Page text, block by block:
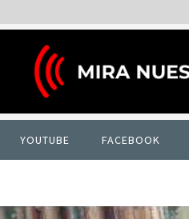
YOUTUBE FACEBOOK